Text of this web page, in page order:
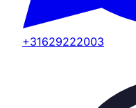
+31629222003